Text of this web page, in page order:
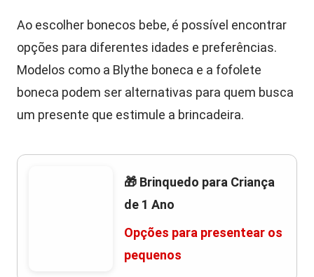
Ao escolher bonecos bebe, é possível encontrar
opções para diferentes idades e preferências.
Modelos como a Blythe boneca e a fofolete
boneca podem ser alternativas para quem busca
um presente que estimule a brincadeira.
🎁 Brinquedo para Criança
de 1 Ano
Opções para presentear os
pequenos